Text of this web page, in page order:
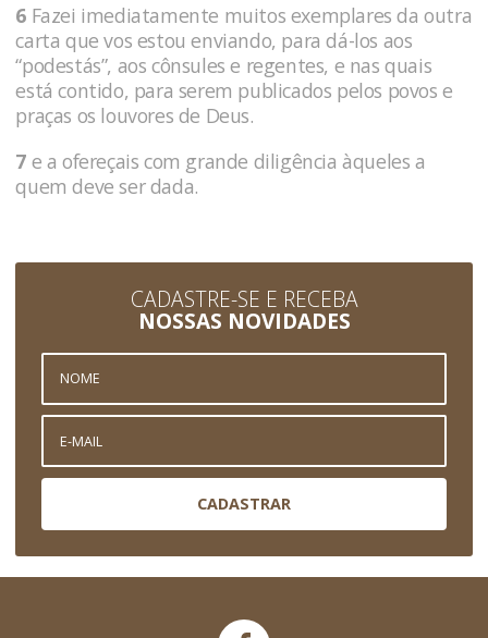
6 Fazei imediatamente muitos exemplares da outra
carta que vos estou enviando, para dá-los aos
“podestás”, aos cônsules e regentes, e nas quais
está contido, para serem publicados pelos povos e
praças os louvores de Deus.
7 e a ofereçais com grande diligência àqueles a
quem deve ser dada.
CADASTRE-SE E RECEBA
NOSSAS NOVIDADES
CADASTRAR